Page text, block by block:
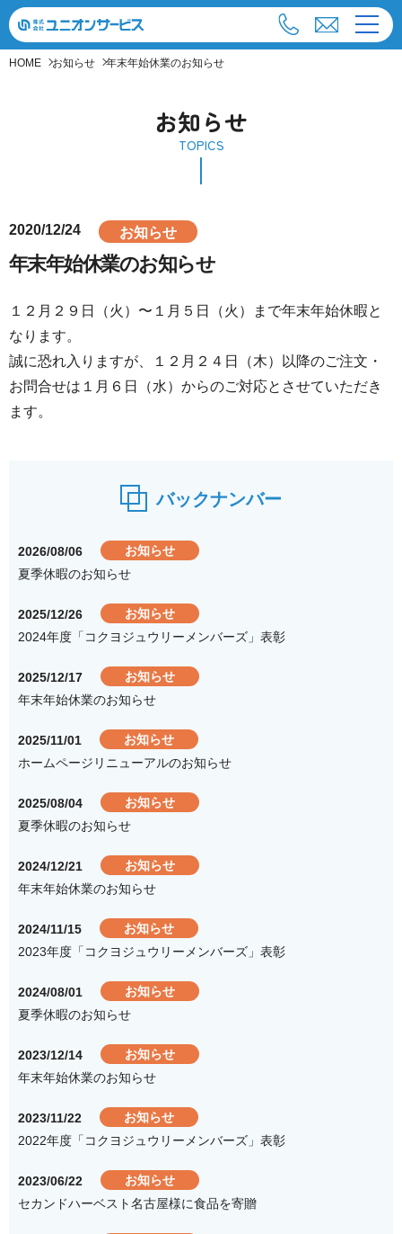
HOME お知らせ 年末年始休業のお知らせ
お知らせ
TOPICS
2020/12/24 お知らせ
年末年始休業のお知らせ
１２月２９日（火）〜１月５日（火）まで年末年始休暇と
なります。
誠に恐れ入りますが、１２月２４日（木）以降のご注文・
お問合せは１月６日（水）からのご対応とさせていただき
ます。
バックナンバー
2026/08/06
お知らせ
夏季休暇のお知らせ
2025/12/26
お知らせ
2024年度「コクヨジュウリーメンバーズ」表彰
2025/12/17
お知らせ
年末年始休業のお知らせ
2025/11/01
お知らせ
ホームページリニューアルのお知らせ
2025/08/04
お知らせ
夏季休暇のお知らせ
2024/12/21
お知らせ
年末年始休業のお知らせ
2024/11/15
お知らせ
2023年度「コクヨジュウリーメンバーズ」表彰
2024/08/01
お知らせ
夏季休暇のお知らせ
2023/12/14
お知らせ
年末年始休業のお知らせ
2023/11/22
お知らせ
2022年度「コクヨジュウリーメンバーズ」表彰
2023/06/22
お知らせ
セカンドハーベスト名古屋様に食品を寄贈